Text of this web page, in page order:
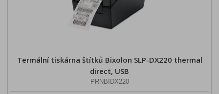
Termální tiskárna štítků Bixolon SLP-DX220 thermal
direct, USB
PRNBIDX220